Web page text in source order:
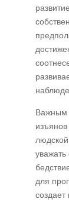
Важным
уважать
для